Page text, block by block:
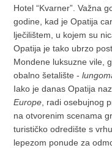
Hotel “Kvarner”. Važna
godine, kad je Opatija
lječilištem, u kojem su
Opatija je tako ubrzo
Mondene luksuzne vile,
obalno šetalište -
Iako je danas Opatija
Europe , radi osebujnog
na otvorenim scenama
turističko odredište s
lepezom ponude za